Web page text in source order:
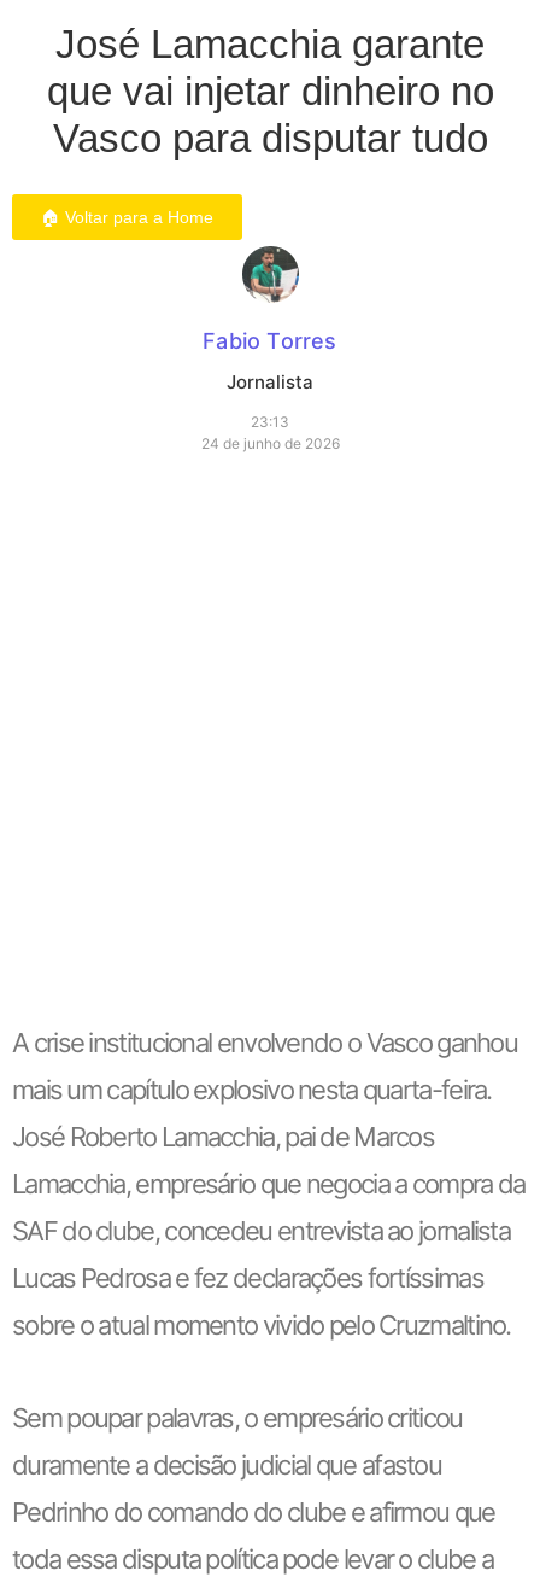
José Lamacchia garante
que vai injetar dinheiro no
Vasco para disputar tudo
🏠 Voltar para a Home
Fabio Torres
Jornalista
23:13
24 de junho de 2026
A crise institucional envolvendo o Vasco ganhou
mais um capítulo explosivo nesta quarta-feira.
José Roberto Lamacchia, pai de Marcos
Lamacchia, empresário que negocia a compra da
SAF do clube, concedeu entrevista ao jornalista
Lucas Pedrosa e fez declarações fortíssimas
sobre o atual momento vivido pelo Cruzmaltino.
Sem poupar palavras, o empresário criticou
duramente a decisão judicial que afastou
Pedrinho do comando do clube e afirmou que
toda essa disputa política pode levar o clube a